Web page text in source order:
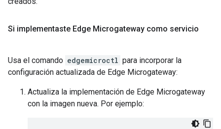
Si implementaste Edge Microgateway como servicio
Usa el comando edgemicroctl para incorporar la
configuración actualizada de Edge Microgateway:
Actualiza la implementación de Edge Microgateway
con la imagen nueva. Por ejemplo: